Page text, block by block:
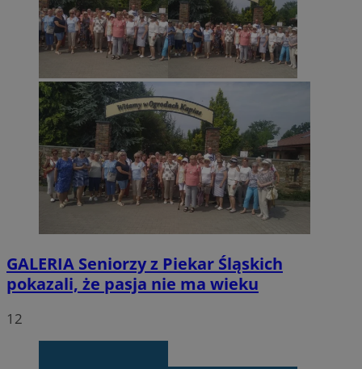
GALERIA Seniorzy z Piekar Śląskich
pokazali, że pasja nie ma wieku
12